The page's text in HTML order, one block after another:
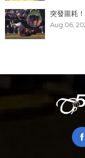
突發噩耗
Aug 06,